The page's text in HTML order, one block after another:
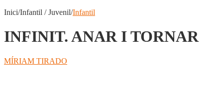
Inici/Infantil / Juvenil/Infantil
INFINIT. ANAR I TORNAR
MÍRIAM TIRADO